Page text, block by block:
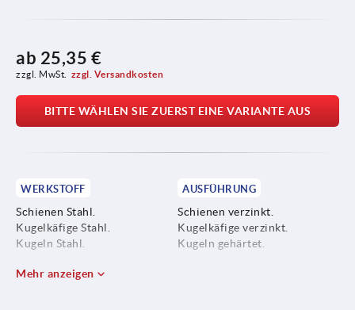
ab 25,35 €
zzgl. MwSt. zzgl. Versandkosten
BITTE WÄHLEN SIE ZUERST EINE VARIANTE AUS
WERKSTOFF
Schienen Stahl.
Kugelkäfige Stahl.
Kugeln Stahl.
AUSFÜHRUNG
Schienen verzinkt.
Kugelkäfige verzinkt.
Kugeln gehärtet.
Mehr anzeigen